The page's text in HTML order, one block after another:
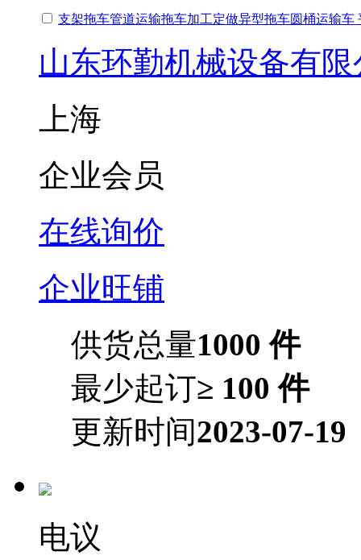
支架拖车管道运输拖车加工定做异型拖车圆桶运输车
山东环勤机械设备有
上海
企业会员
在线询价
企业旺铺
供货总量1000 件
最少起订≥ 100 件
更新时间2023-07-19
电议